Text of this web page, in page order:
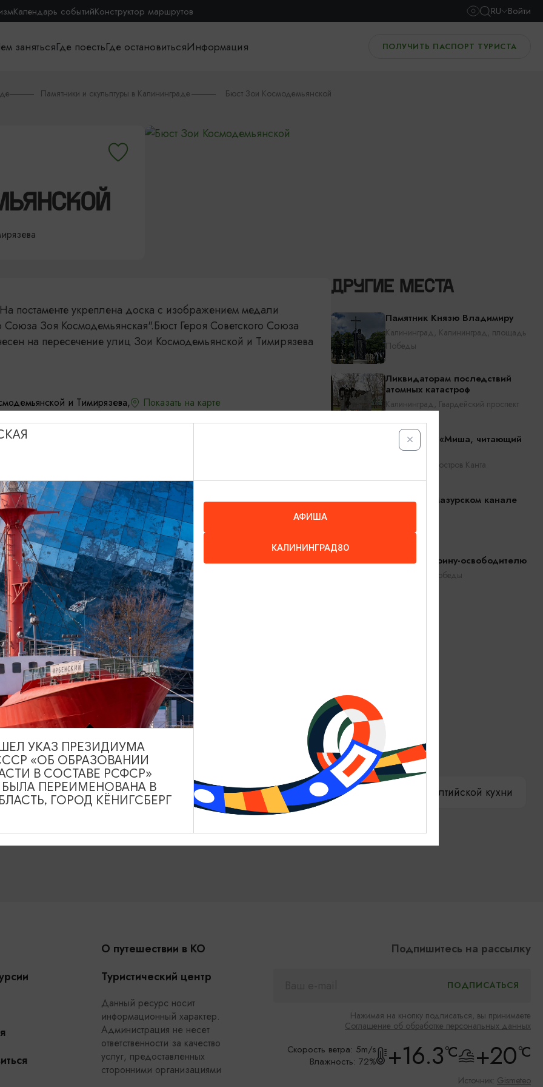
Календарь событийКонструктор маршрутов RU Войти
занятьсяГде поестьГде остановитьсяИнформация ПОЛУЧИТЬ ПАСПОРТ ТУРИСТА
Памятники и скульптуры в Калининграде Бюст Зои Космодемьянской
постаменте укреплена доска с изображением медали
Зоя Космодемьянская".Бюст Героя Советского Союза
на пересечение улиц Зои Космодемьянской и Тимирязева
и Тимирязева, Показать на карте
ДРУГИЕ МЕСТА
Памятник Князю Владимиру
Калининград, Калининград, площадь
Победы
Ликвидаторам последствий
атомных катастроф
Калининград, Гвардейский проспект
Скульптура «Миша, читающий
Канта»
Калининград, остров Канта
Бобры на Мазурском канале
Памятник Воину-освободителю
Советск, ул. Победы
САЙТЕ
Туры и экскурсии Афиша мероприятий Гостевая книга
Карты и маршруты Рестораны Гостиницы Как доехать Компас Балтийской кухни
О путешествии в КО
Туристический центр
Данный ресурс носит
информационный характер.
Администрация не несет
ответственности за качество
услуг, предоставленных
сторонними организациями
Подпишитесь на рассылку
Нажимая на кнопку подписаться, вы принимаете
Соглашение об обработке персональных данных
Скорость ветра: 5m/s
Влажность: 72%
+16.3°C +20°C
Источник: Gismeteo
АФИША
КАЛИНИНГРАД80
УКАЗ ПРЕЗИДИУМА
«ОБ ОБРАЗОВАНИИ
В СОСТАВЕ РСФСР»
ПЕРЕИМЕНОВАНА В
ГОРОД КЁНИГСБЕРГ